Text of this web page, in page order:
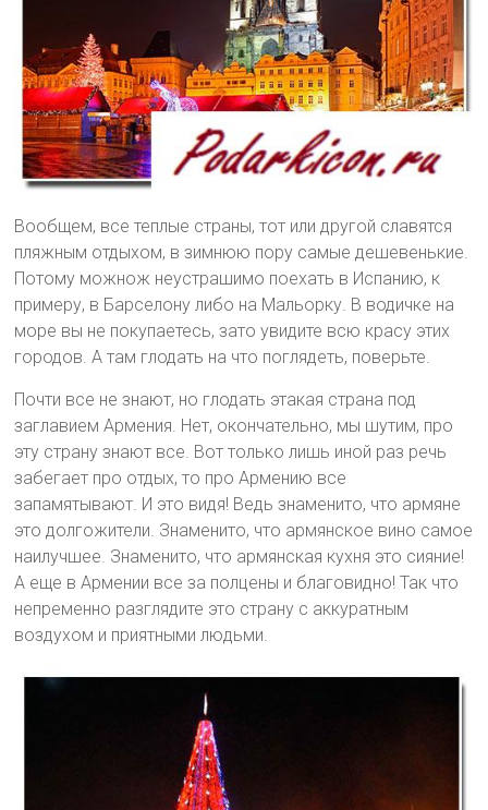
Вообщем, все теплые страны, тот или другой славятся
пляжным отдыхом, в зимнюю пору самые дешевенькие.
Потому можнож неустрашимо поехать в Испанию, к
примеру, в Барселону либо на Мальорку. В водичке на
море вы не покупаетесь, зато увидите всю красу этих
городов. А там глодать на что поглядеть, поверьте.
Почти все не знают, но глодать этакая страна под
заглавием Армения. Нет, окончательно, мы шутим, про
эту страну знают все. Вот только лишь иной раз речь
забегает про отдых, то про Армению все
запамятывают. И это видя! Ведь знаменито, что армяне
это долгожители. Знаменито, что армянское вино самое
наилучшее. Знаменито, что армянская кухня это сияние!
А еще в Армении все за полцены и благовидно! Так что
непременно разглядите это страну с аккуратным
воздухом и приятными людьми.